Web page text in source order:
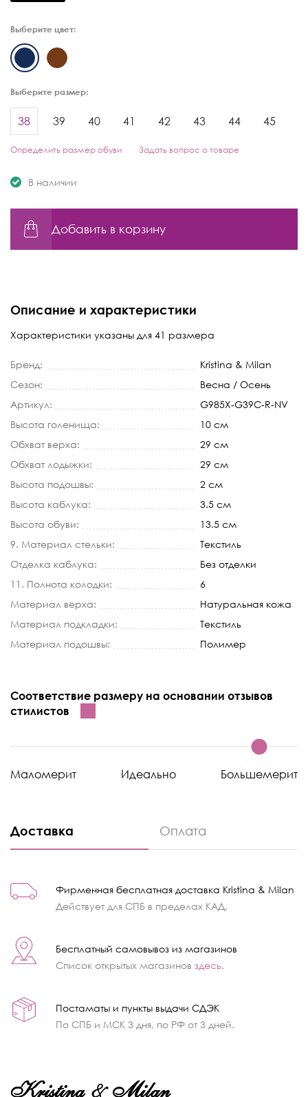
Выберите цвет:
Выберите размер:
38 39 40 41 42 43 44 45
Определить размер обуви Задать вопрос о товаре
В наличии
Добавить в корзину
Описание и характеристики
Характеристики указаны для 41 размера
Бренд:
Kristina & Milan
Сезон:
Весна / Осень
Артикул:
G985X-G39C-R-NV
Высота голенища:
10 см
Обхват верха:
29 см
Обхват лодыжки:
29 см
Высота подошвы:
2 см
Высота каблука:
3.5 см
Высота обуви:
13.5 см
9. Материал стельки:
Текстиль
Отделка каблука:
Без отделки
11. Полнота колодки:
6
Материал верха:
Натуральная кожа
Материал подкладки:
Текстиль
Материал подошвы:
Полимер
Соответствие размеру на основании отзывов
стилистов
Маломерит Идеально Большемерит
Доставка Оплата
Фирменная бесплатная доставка Kristina & Milan
Действует для СПБ в пределах КАД.
Бесплатный самовывоз из магазинов
Список открытых магазинов здесь.
Постаматы и пункты выдачи СДЭК
По СПБ и МСК 3 дня, по РФ от 3 дней.